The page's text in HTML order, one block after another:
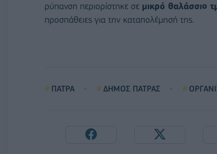
ρύπανση περιορίστηκε σε μικρό θαλάσσιο
προσπάθειες για την καταπολέμησή της.
ΠΑΤΡΑ ΔΗΜΟΣ ΠΑΤΡΑΣ